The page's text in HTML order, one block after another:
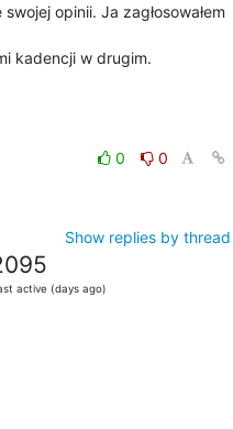
opinii. Ja zagłosowałem
kadencji w drugim.
0
0
Show replies by thread
active (days ago)